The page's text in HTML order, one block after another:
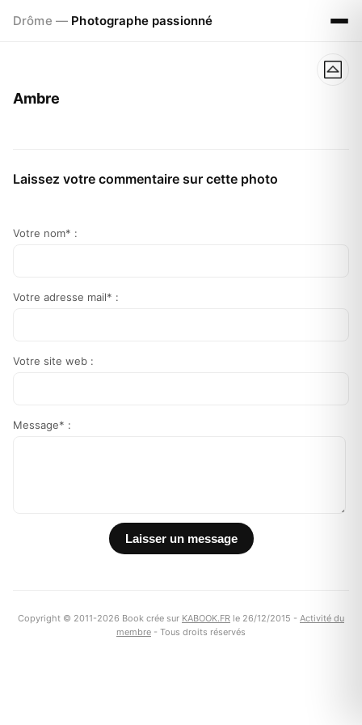
Drôme — Photographe passionné
Ambre
Laissez votre commentaire sur cette photo
Votre nom* :
Votre adresse mail* :
Votre site web :
Message* :
Copyright © 2011-2026 Book crée sur KABOOK.FR le 26/12/2015 - Activité du
membre - Tous droits réservés